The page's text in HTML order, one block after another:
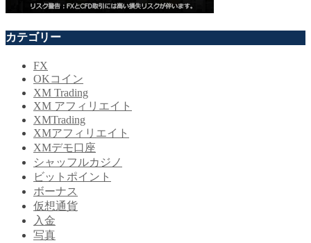
カテゴリー
FX
OKコイン
XM Trading
XM アフィリエイト
XMTrading
XMアフィリエイト
XMデモ口座
シャッフルカジノ
ビットポイント
ボーナス
仮想通貨
入金
写真